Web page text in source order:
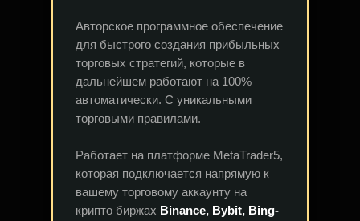
Авторское программное обеспечение
для быстрого создания прибыльных
торговых стратегий, которые в
дальнейшем работают на 100%
автоматически. С уникальными
торговыми правилами.
Работает на платформе MetaTrader5,
которая подключается напрямую к
вашему торговому аккаунту на
крипто биржах Binance, Bybit, Bing-